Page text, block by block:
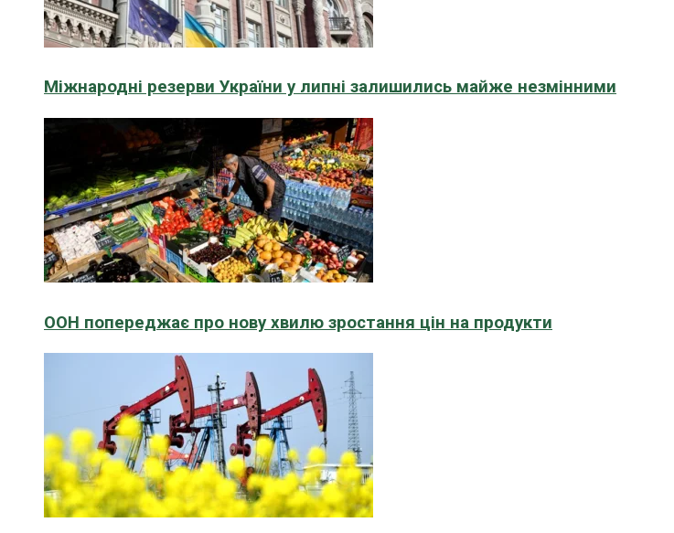
Міжнародні резерви України у липні залишились майже незмінними
ООН попереджає про нову хвилю зростання цін на продукти